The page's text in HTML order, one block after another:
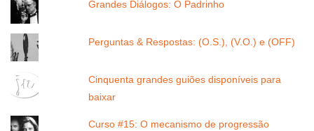
Grandes Diálogos: O Padrinho
Perguntas & Respostas: (O.S.), (V.O.) e (OFF)
Cinquenta grandes guiões disponíveis para
baixar
Curso #15: O mecanismo de progressão